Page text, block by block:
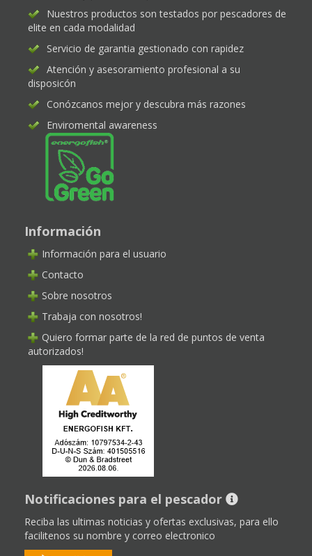
Nuestros productos son testados por pescadores de
elite en cada modalidad
Servicio de garantia gestionado con rapidez
Atención y asesoramiento profesional a su
disposicón
Conózcanos mejor y descubra más razones
Enviromental awareness
Información
Información para el usuario
Contacto
Sobre nosotros
Trabaja con nosotros!
Quiero formar parte de la red de puntos de venta
autorizados!
Notificaciones para el pescador
Reciba las ultimas noticias y ofertas exclusivas, para ello
facilitenos su nombre y correo electronico